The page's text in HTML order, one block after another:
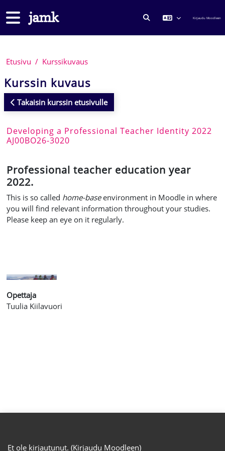
Sivupaneeli
VAIHDA Kirjaudu Moodleen
Etusivu Kurssikuvaus
Kurssin kuvaus
Takaisin kurssin etusivulle
Developing a Professional Teacher Identity 2022
AJ00BO26-3020
Professional teacher education year
2022.
This is so called home-baseenvironment in Moodle in where
you will find relevant information throughout your studies.
Please keep an eye on it regularly.
Opettaja
Tuulia Kiilavuori
Et ole kirjautunut. (Kirjaudu Moodleen)